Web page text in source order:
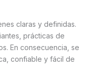
claras y definidas.
prácticas de
En consecuencia, se
confiable y fácil de